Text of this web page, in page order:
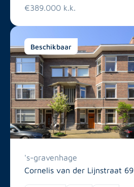
€389.000 k.k.
Beschikbaar
's-gravenhage
Cornelis van der Lijnstraat 69